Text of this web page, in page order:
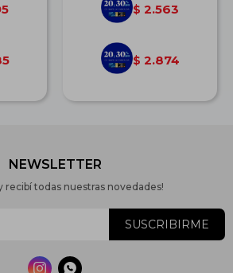
$ 2.563
$ 2.874
NEWSLETTER
recibí todas nuestras novedades!
SUSCRIBIRME
 